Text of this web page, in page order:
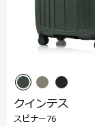
クインテス
スピナー76